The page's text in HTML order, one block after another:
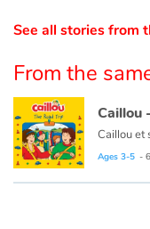
Home
Family
Schools
Libraries
See all stories from
From the
Caillou
Ce livre
Ages 3-5 -